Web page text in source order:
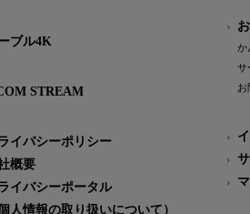
ブル4K
STREAM
イバシーポリシー
概要
イバシーポータル
個人情報の取り扱いについて）
か
サ
お